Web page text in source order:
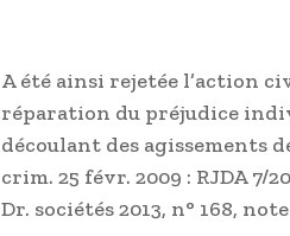
A été ainsi rejetée l’action
réparation du préjudice
découlant des agissements
crim. 25 févr. 2009 : RJDA 7/
Dr. sociétés 2013, n° 168,